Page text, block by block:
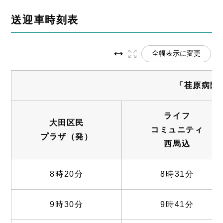
送迎車時刻表
全幅表示に変更
「荏原病院
大田区民
プラザ（発）
ライフ
コミュニティ
西馬込
8時20分 8時31分
9時30分 9時41分